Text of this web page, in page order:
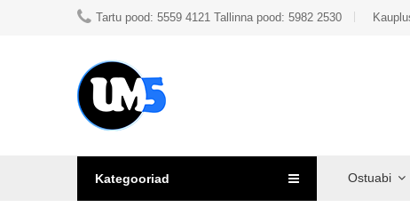
Tartu pood: 5559 4121 Tallinna pood: 5982 2530
Kategooriad Ostuabi